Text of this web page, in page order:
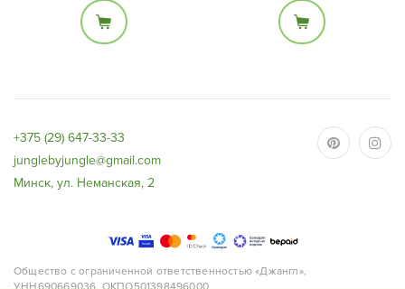
Размеры:
от вида суккулентов
+375 (29) 647-33-33
junglebyjungle@gmail.com
Минск, ул. Неманская, 2
Общество с ограниченной ответственностью «Джангл»,